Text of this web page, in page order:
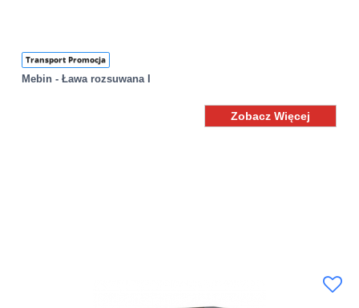
Transport Promocja
Mebin - Ława rozsuwana I
Zobacz Więcej